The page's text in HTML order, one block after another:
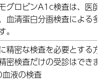
グロビンA1c検査は、医師
血清蛋白分画検査による多
精密な検査を必要とする方
密検査だけの受診はできま
液の検査